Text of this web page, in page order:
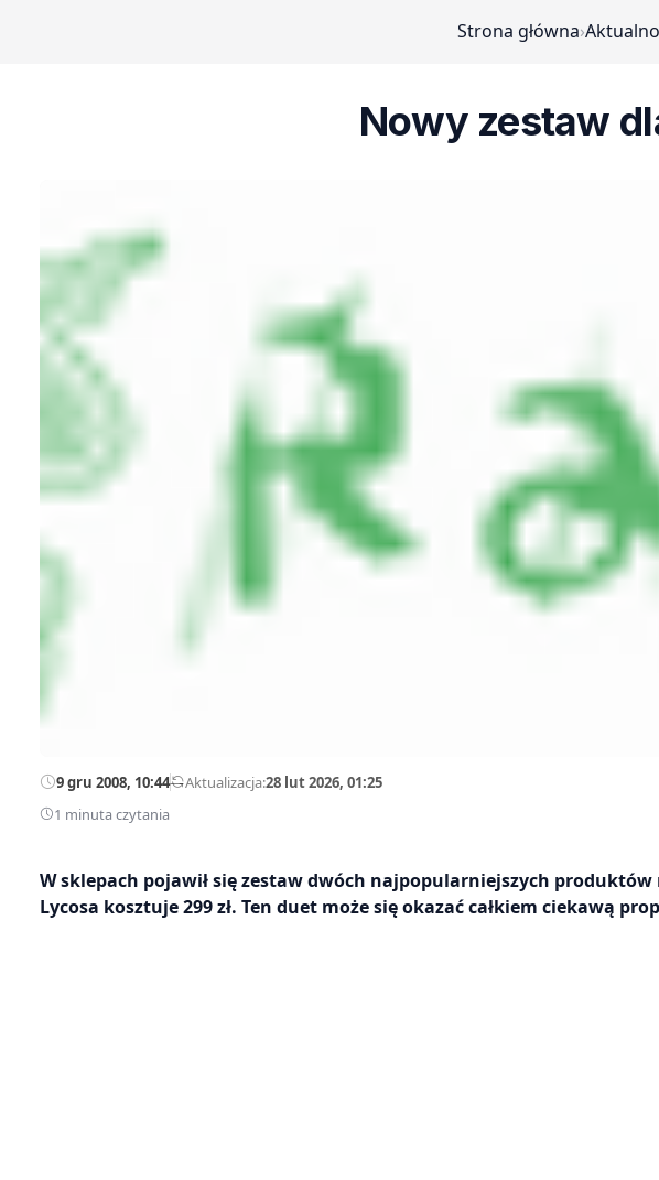
Strona główna›
Nowy zestaw
9 gru 2008, 10:44—Aktualizacja:28 lut 2026, 01:25
1 minuta czytania
W sklepach pojawił się zestaw dwóch najpopularniejszych
Lycosa kosztuje 299 zł. Ten duet może się okazać całkiem ciekawą